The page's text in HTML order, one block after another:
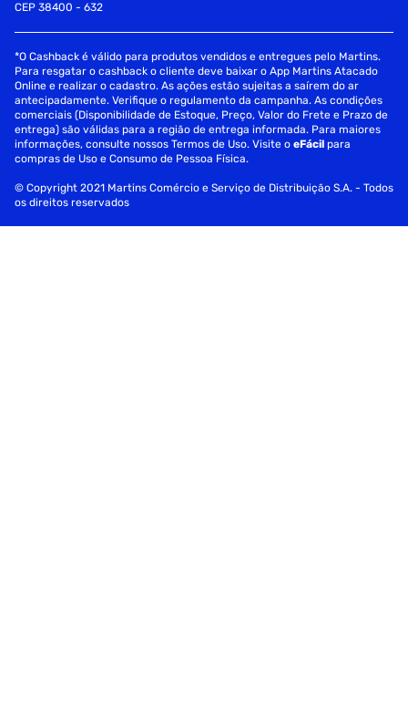
CEP 38400 - 632
*O Cashback é válido para produtos vendidos e entregues pelo Martins.
Para resgatar o cashback o cliente deve baixar o App Martins Atacado
Online e realizar o cadastro. As ações estão sujeitas a saírem do ar
antecipadamente. Verifique o regulamento da campanha. As condições
comerciais (Disponibilidade de Estoque, Preço, Valor do Frete e Prazo de
entrega) são válidas para a região de entrega informada. Para maiores
informações, consulte nossos Termos de Uso. Visite oeFácil para
compras de Uso e Consumo de Pessoa Física.
© Copyright 2021 Martins Comércio e Serviço de Distribuição S.A. - Todos
os direitos reservados